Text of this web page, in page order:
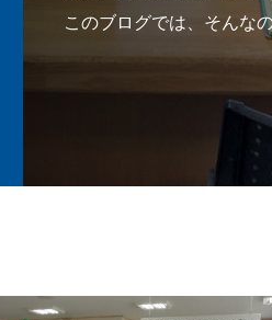
このブログでは、そんな